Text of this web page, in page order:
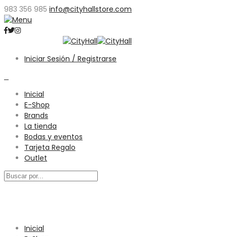
983 356 985 info@cityhallstore.com
Iniciar Sesión / Registrarse
Inicial
E-Shop
Brands
La tienda
Bodas y eventos
Tarjeta Regalo
Outlet
Inicial